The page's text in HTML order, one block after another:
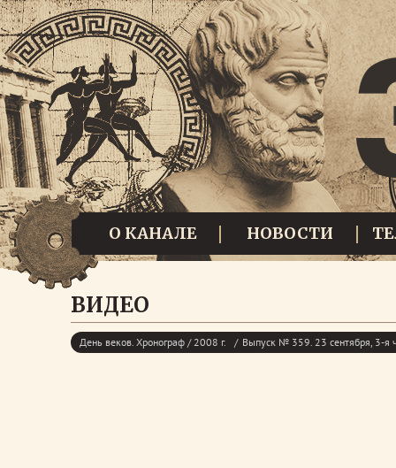
О КАНАЛЕ НОВОСТИ
ВИДЕО
День веков. Хронограф / 2008 г. Выпуск № 359. 23 сентября, 3-я